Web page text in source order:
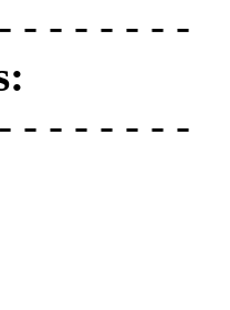
- - - - - - -
- - - - - - -